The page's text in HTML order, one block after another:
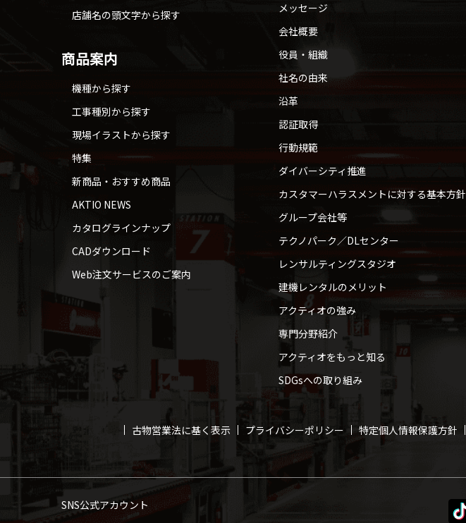
店舗名の頭文字から探す
商品案内
機種から探す
工事種別から探す
現場イラストから探す
特集
新商品・おすすめ商品
AKTIO NEWS
カタログラインナップ
CADダウンロード
Web注文サービスのご案内
メッセージ
会社概要
役員・組織
社名の由来
沿革
認証取得
行動規範
ダイバーシティ推進
カスタマーハラスメントに対する基本方針
グループ会社等
テクノパーク／DLセンター
レンサルティングスタジオ
建機レンタルのメリット
アクティオの強み
専門分野紹介
アクティオをもっと知る
SDGsへの取り組み
古物営業法に基く表示 プライバシーポリシー 特定個人情報保護方針
SNS公式アカウント